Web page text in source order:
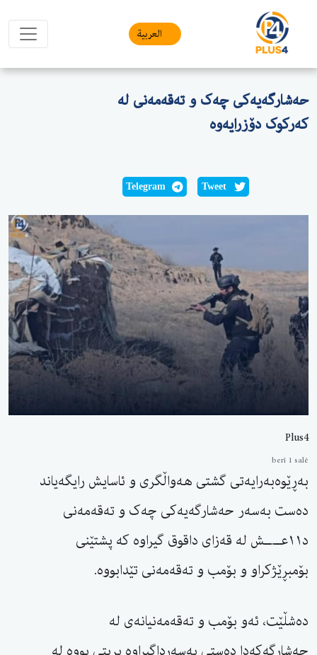
العربیة
حەشارگەیەکی چەک و تەقەمەنی لە
کەرکوک دۆزرایەوە
Tweet
Telegram
Plus4
berî 1 salê
بەڕێوەبەرایەتی گشتی هەواڵگری و ئاسایش رایگەیاند
دەست بەسەر حەشارگەیەکی چەک و تەقەمەنی
د۱۱عــ.ــش لە قەزای داقوق گیراوە کە پشتێنی
بۆمبڕێژکراو و بۆمب و تەقەمەنی تێدابووە.
دەشڵێت، ئەو بۆمب و تەقەمەنیانەی لە